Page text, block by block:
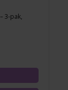
3-pak,